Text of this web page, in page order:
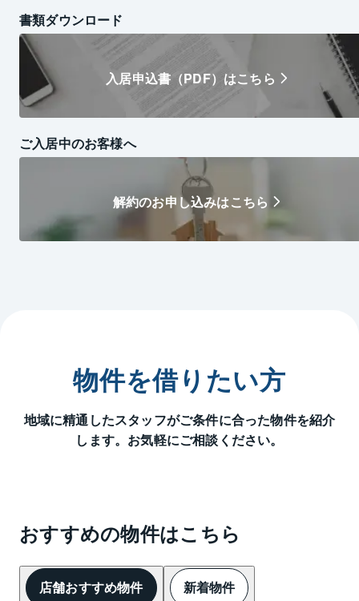
書類ダウンロード
入居申込書（PDF）はこちら
ご入居中のお客様へ
解約のお申し込みはこちら
物件を借りたい方
地域に精通したスタッフがご条件に合った物件を紹介
します。お気軽にご相談ください。
おすすめの物件はこちら
店舗おすすめ物件 新着物件